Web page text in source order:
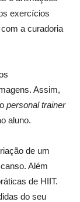
exercícios
a curadoria
Assim,
personal trainer
aluno.
de um
Além
de HIIT.
do seu